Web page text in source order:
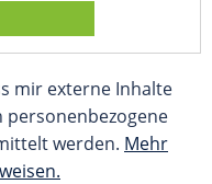
mir externe Inhalte
personenbezogene
werden. Mehr